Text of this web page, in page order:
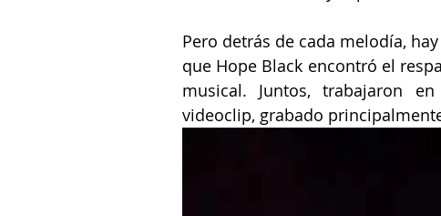
Pero detrás de cada melodía,
que Hope Black encontró el
musical. Juntos, trabajaron
videoclip, grabado